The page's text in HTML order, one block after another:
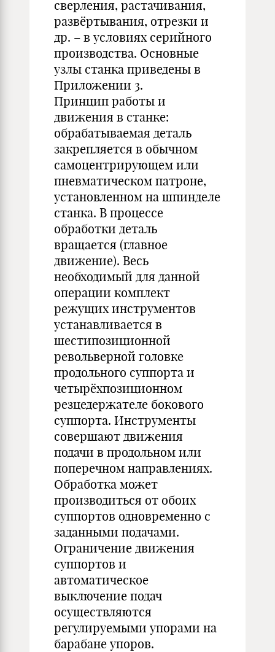
сверления, растачивания,
развёртывания, отрезки и
др. – в условиях серийного
производства. Основные
узлы станка приведены в
Приложении 3.
Принцип работы и
движения в станке:
обрабатываемая деталь
закрепляется в обычном
самоцентрирующем или
пневматическом патроне,
установленном на шпинделе
станка. В процессе
обработки деталь
вращается (главное
движение). Весь
необходимый для данной
операции комплект
режущих инструментов
устанавливается в
шестипозиционной
револьверной головке
продольного суппорта и
четырёхпозиционном
резцедержателе бокового
суппорта. Инструменты
совершают движения
подачи в продольном или
поперечном направлениях.
Обработка может
производиться от обоих
суппортов одновременно с
заданными подачами.
Ограничение движения
суппортов и
автоматическое
выключение подач
осуществляются
регулируемыми упорами на
барабане упоров.